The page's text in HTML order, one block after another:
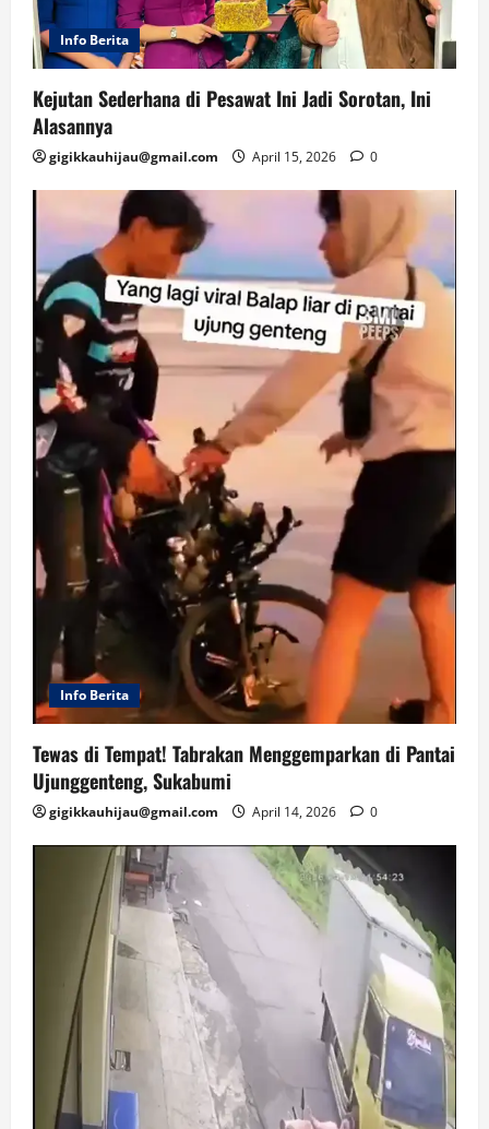
Info Berita
Kejutan Sederhana di Pesawat Ini Jadi Sorotan, Ini
Alasannya
gigikkauhijau@gmail.com April 15, 2026 0
Info Berita
Tewas di Tempat! Tabrakan Menggemparkan di Pantai
Ujunggenteng, Sukabumi
gigikkauhijau@gmail.com April 14, 2026 0